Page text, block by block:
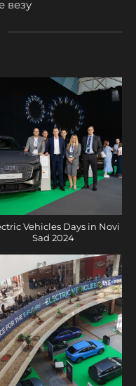
везу
Vehicles Days in Novi
Sad 2024